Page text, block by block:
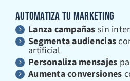
AUTOMATIZA TU MARKETING
Lanza campañas sin
Segmenta audiencias
artificial
Personaliza mensajes
Aumenta conversiones